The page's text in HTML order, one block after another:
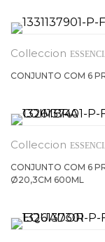
CONJUNTO COM 6
CONJUNTO COM 6
Ø20,3CM 600ML